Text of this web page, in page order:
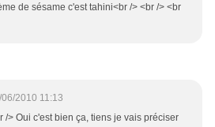
de sésame c'est tahini<br /> <br /> <br
06/2010 11:13
/> Oui c'est bien ça, tiens je vais préciser